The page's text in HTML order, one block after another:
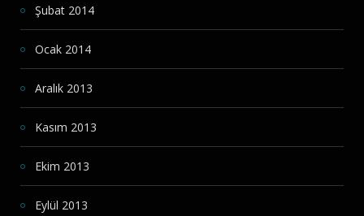
Şubat 2014
Ocak 2014
Aralık 2013
Kasım 2013
Ekim 2013
Eylül 2013